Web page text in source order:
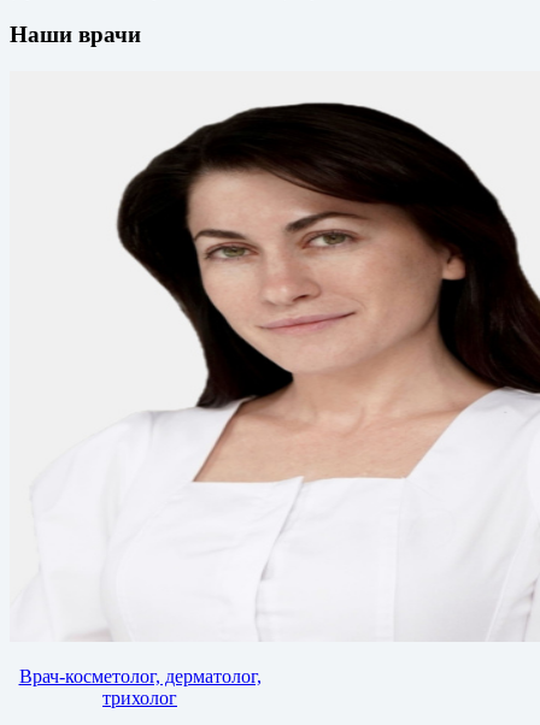
Наши врачи
Врач-косметолог, дерматолог,
трихолог